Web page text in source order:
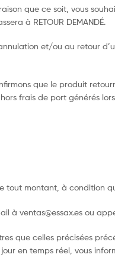
que ce soit, vous
à RETOUR DEMANDÉ.
et/ou au retour
que le produit
frais de port générés
tout montant, à condition
à ventas@essax.es ou
que celles précisées
en temps réel, vous